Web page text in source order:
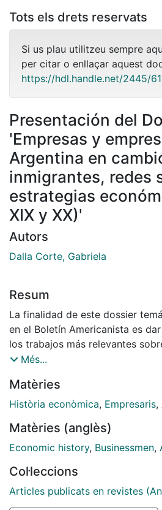
Tots els drets reservats
Si us plau utilitzeu sempre
per citar o enllaçar aquest
https://hdl.handle.net/2445/
Presentación del
'Empresas y
Argentina en
inmigrantes, redes
estrategias
XIX y XX)'
Autors
Dalla Corte, Gabriela
Resum
La finalidad de este dossier
en el Boletín Americanista es
los trabajos más relevantes
empresa y de los empresarios
en concreto, la manera en que
empresarios del país o
sufridas por el Cono Sur
integración al mercado
claves de análisis abordadas en
trabajos, los cuales tienen como
diversidad regional y temporal
Més...
Matèries
Història econòmica, Empresaris,
Matèries (anglès)
Economic history, Businessmen,
Col·leccions
Articles publicats en revistes